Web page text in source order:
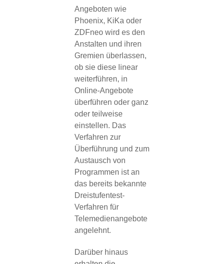
Angeboten wie
Phoenix, KiKa oder
ZDFneo wird es den
Anstalten und ihren
Gremien überlassen,
ob sie diese linear
weiterführen, in
Online-Angebote
überführen oder ganz
oder teilweise
einstellen. Das
Verfahren zur
Überführung und zum
Austausch von
Programmen ist an
das bereits bekannte
Dreistufentest-
Verfahren für
Telemedienangebote
angelehnt.
Darüber hinaus